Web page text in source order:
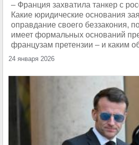
– Франция захватила танкер с
Какие юридические основания
оправдание своего беззакония,
имеет формальных оснований
французам претензии – и каким
24 января 2026